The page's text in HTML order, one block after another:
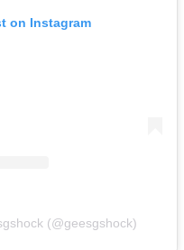
on Instagram
(@geesgshock)